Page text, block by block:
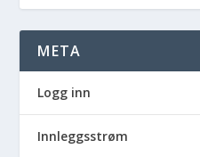
META
Logg inn
Innleggsstrøm